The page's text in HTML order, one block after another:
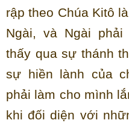
rập theo Chúa Kitô
Ngài, và Ngài
thấy qua sự thánh
sự hiền lành của
phải làm cho mình
khi đối diện với